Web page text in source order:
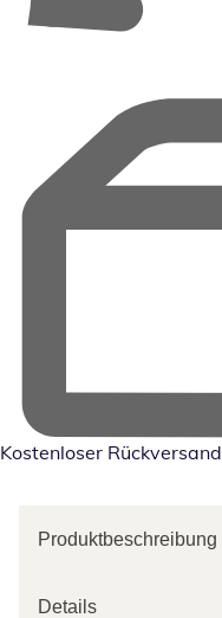
Kostenloser Rückversand
Produktbeschreibung
Details